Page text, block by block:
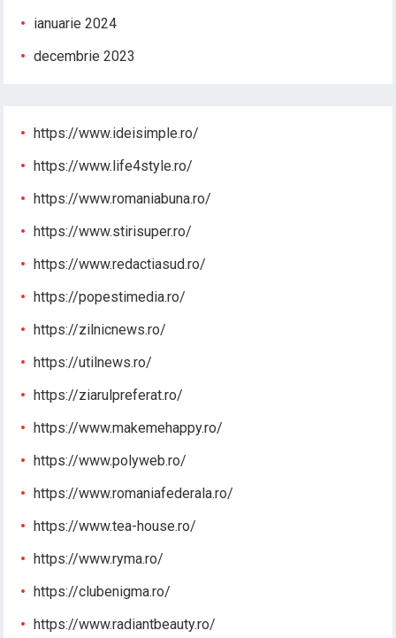
ianuarie 2024
decembrie 2023
https://www.ideisimple.ro/
https://www.life4style.ro/
https://www.romaniabuna.ro/
https://www.stirisuper.ro/
https://www.redactiasud.ro/
https://popestimedia.ro/
https://zilnicnews.ro/
https://utilnews.ro/
https://ziarulpreferat.ro/
https://www.makemehappy.ro/
https://www.polyweb.ro/
https://www.romaniafederala.ro/
https://www.tea-house.ro/
https://www.ryma.ro/
https://clubenigma.ro/
https://www.radiantbeauty.ro/